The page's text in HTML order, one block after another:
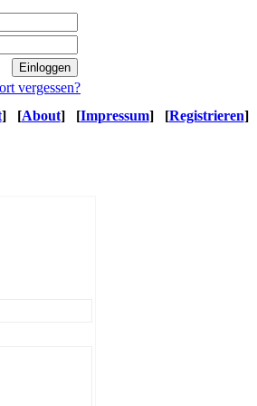
vergessen?
] [About] [Impressum] [Registrieren]